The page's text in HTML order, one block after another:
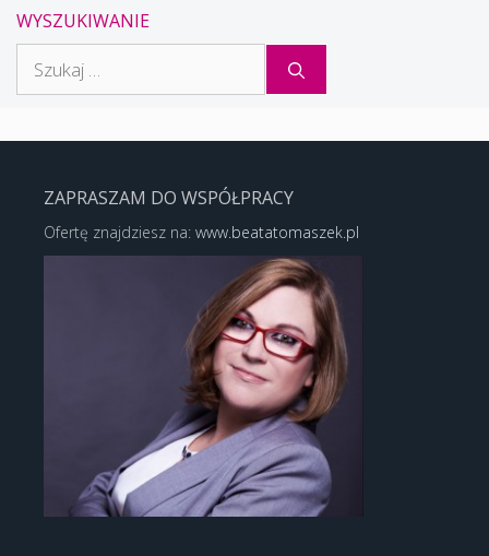
WYSZUKIWANIE
ZAPRASZAM DO WSPÓŁPRACY
Ofertę znajdziesz na: www.beatatomaszek.pl